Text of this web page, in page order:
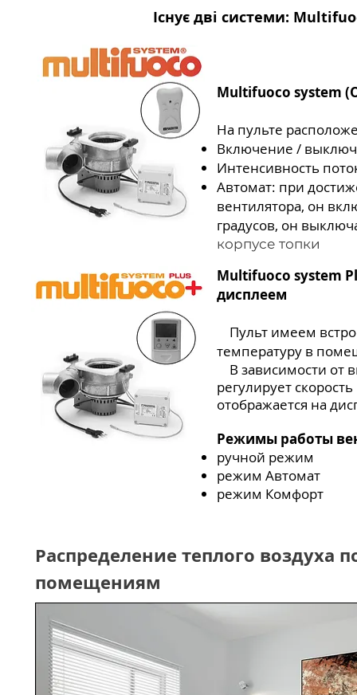
Існує дві системи:
Multifuoco system
На пульте
Включение /
Интенсивность
Автомат: при
вентилятора, он
градусов, он
корпусе топки
Multifuoco system
дисплеем
Пульт имеем
температуру в
В зависимости от
регулирует
отображается на
Режимы работы
ручной режим
режим Автомат
режим Комфорт
Распределение теплого воздуха
помещениям